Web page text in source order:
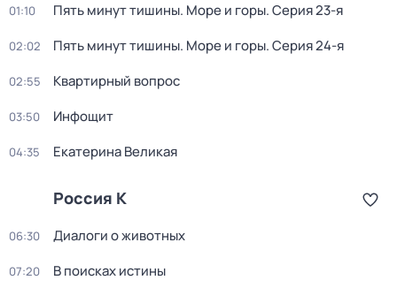
01:10 Пять минут тишины. Море и горы. Серия 23-я
02:02 Пять минут тишины. Море и горы. Серия 24-я
02:55 Квартирный вопрос
03:50 Инфощит
04:35 Екатерина Великая
Россия К
06:30 Диалоги о животных
07:20 В поисках истины